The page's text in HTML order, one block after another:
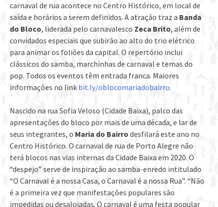
carnaval de rua acontece no Centro Histórico, em local de
saída e horários a serem definidos. A atração traz a Banda
do Bloco, liderada pelo carnavalesco Zeca Brito, além de
convidados especiais que subirão ao alto do trio elétrico
para animar os foliões da capital. O repertório inclui
clássicos do samba, marchinhas de carnaval e temas do
pop. Todos os eventos têm entrada franca. Maiores
informações no link bit.ly/oblocomariadobairro.
Nascido na rua Sofia Veloso (Cidade Baixa), palco das
apresentações do bloco por mais de uma década, e lar de
seus integrantes, o Maria do Bairro desfilará este ano no
Centro Histórico. O carnaval de rua de Porto Alegre não
terá blocos nas vias internas da Cidade Baixa em 2020. O
“despejo” serve de inspiração ao samba-enredo intitulado
“O Carnaval é a nossa Casa, o Carnaval é a nossa Rua”. “Não
é a primeira vez que manifestações populares são
impedidas ou desalojadas. O carnaval é uma festa popular